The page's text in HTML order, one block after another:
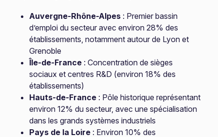
Auvergne-Rhône-Alpes : Premier bassin
d’emploi du secteur avec environ 28% des
établissements, notamment autour de Lyon et
Grenoble
Île-de-France : Concentration de sièges
sociaux et centres R&D (environ 18% des
établissements)
Hauts-de-France : Pôle historique représentant
environ 12% du secteur, avec une spécialisation
dans les grands systèmes industriels
Pays de la Loire : Environ 10% des